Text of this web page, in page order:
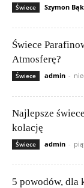
Świece Szymon Bąk
Świece
Atmosferę?
Świece admin -
Najlepsze
kolację
Świece admin -
5 powodów, dla